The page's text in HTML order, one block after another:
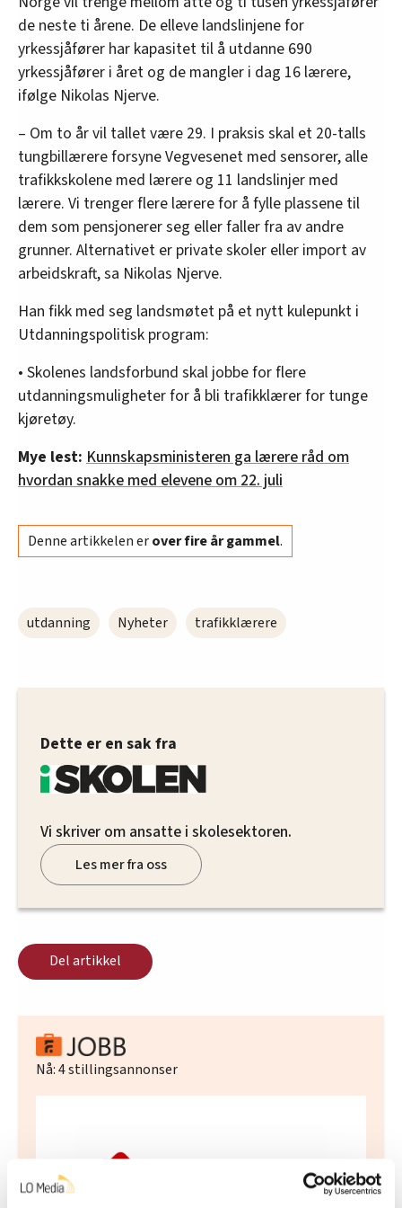
de neste ti årene. De elleve landslinjene for
yrkessjåfører har kapasitet til å utdanne 690
yrkessjåfører i året og de mangler i dag 16 lærere,
ifølge Nikolas Njerve.
– Om to år vil tallet være 29. I praksis skal et 20-talls
tungbillærere forsyne Vegvesenet med sensorer, alle
trafikkskolene med lærere og 11 landslinjer med
lærere. Vi trenger flere lærere for å fylle plassene til
dem som pensjonerer seg eller faller fra av andre
grunner. Alternativet er private skoler eller import av
arbeidskraft, sa Nikolas Njerve.
Han fikk med seg landsmøtet på et nytt kulepunkt i
Utdanningspolitisk program:
• Skolenes landsforbund skal jobbe for flere
utdanningsmuligheter for å bli trafikklærer for tunge
kjøretøy.
Mye lest: Kunnskapsministeren ga lærere råd om
hvordan snakke med elevene om 22. juli
Denne artikkelen erover fire år gammel.
utdanning Nyheter trafikklærere
Dette er en sak fra
Vi skriver om ansatte i skolesektoren.
Les mer fra oss
Del artikkel
Nå:4stillingsannonser